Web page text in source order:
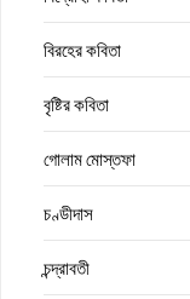
বিরহের কবিতা
বৃষ্টির কবিতা
গোলাম মোস্তফা
চণ্ডীদাস
চন্দ্রাবতী